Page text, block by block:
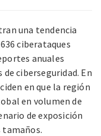
una tendencia
ciberataques
anuales
ciberseguridad. En
en que la región
en volumen de
de exposición
tamaños.